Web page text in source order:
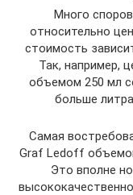
Много
относительно
стоимость
Так, например,
объемом 250 мл
больше
Самая
Graf Ledoff
Это вполне